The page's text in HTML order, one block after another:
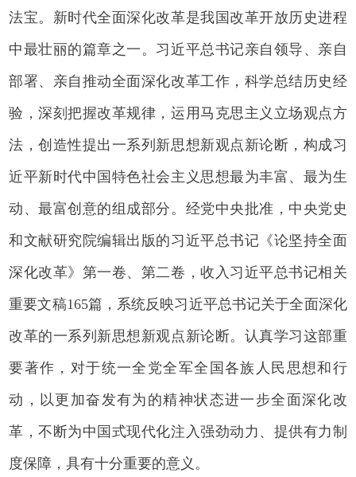
法宝。新时代全面深化改革是我国改革开放历史进程
中最壮丽的篇章之一。习近平总书记亲自领导、亲自
部署、亲自推动全面深化改革工作，科学总结历史经
验，深刻把握改革规律，运用马克思主义立场观点方
法，创造性提出一系列新思想新观点新论断，构成习
近平新时代中国特色社会主义思想最为丰富、最为生
动、最富创意的组成部分。经党中央批准，中央党史
和文献研究院编辑出版的习近平总书记《论坚持全面
深化改革》第一卷、第二卷，收入习近平总书记相关
重要文稿165篇，系统反映习近平总书记关于全面深化
改革的一系列新思想新观点新论断。认真学习这部重
要著作，对于统一全党全军全国各族人民思想和行
动，以更加奋发有为的精神状态进一步全面深化改
革，不断为中国式现代化注入强劲动力、提供有力制
度保障，具有十分重要的意义。